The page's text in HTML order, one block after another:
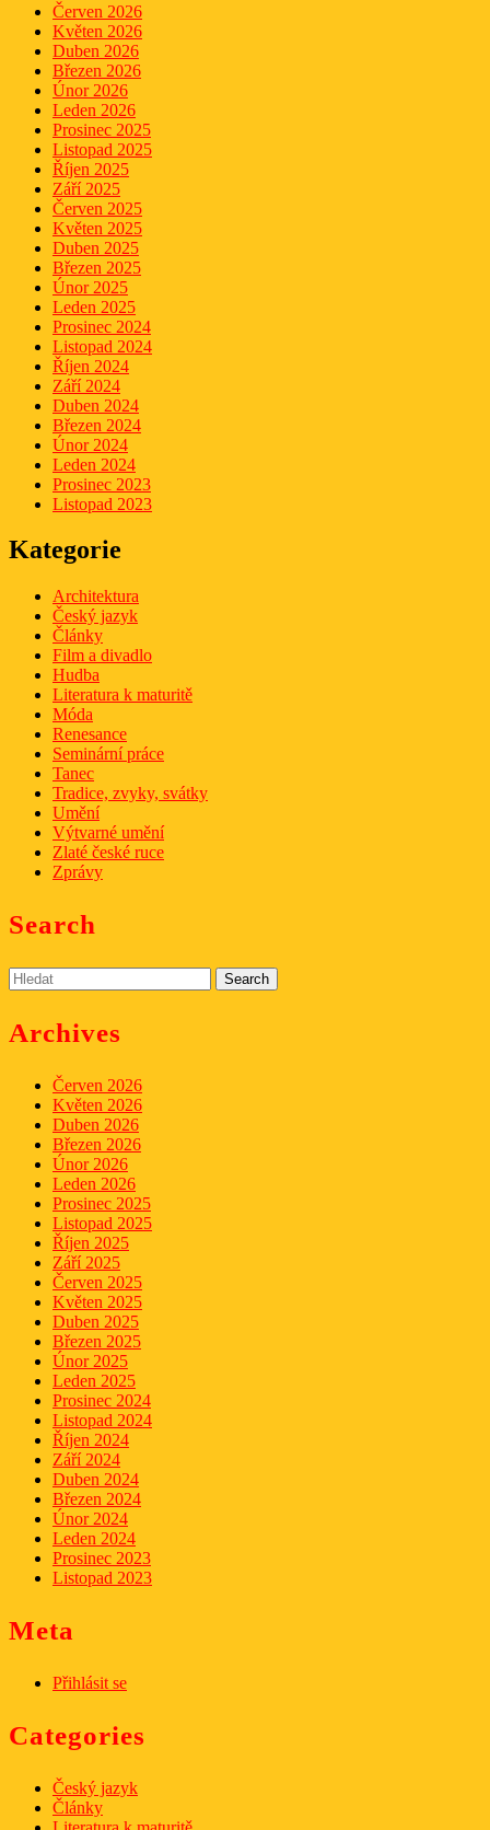
Červen 2026
Květen 2026
Duben 2026
Březen 2026
Únor 2026
Leden 2026
Prosinec 2025
Listopad 2025
Říjen 2025
Září 2025
Červen 2025
Květen 2025
Duben 2025
Březen 2025
Únor 2025
Leden 2025
Prosinec 2024
Listopad 2024
Říjen 2024
Září 2024
Duben 2024
Březen 2024
Únor 2024
Leden 2024
Prosinec 2023
Listopad 2023
Kategorie
Architektura
Český jazyk
Články
Film a divadlo
Hudba
Literatura k maturitě
Móda
Renesance
Seminární práce
Tanec
Tradice, zvyky, svátky
Umění
Výtvarné umění
Zlaté české ruce
Zprávy
Search
Search
for:
Archives
Červen 2026
Květen 2026
Duben 2026
Březen 2026
Únor 2026
Leden 2026
Prosinec 2025
Listopad 2025
Říjen 2025
Září 2025
Červen 2025
Květen 2025
Duben 2025
Březen 2025
Únor 2025
Leden 2025
Prosinec 2024
Listopad 2024
Říjen 2024
Září 2024
Duben 2024
Březen 2024
Únor 2024
Leden 2024
Prosinec 2023
Listopad 2023
Meta
Přihlásit se
Categories
Český jazyk
Články